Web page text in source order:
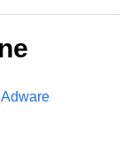
Adware